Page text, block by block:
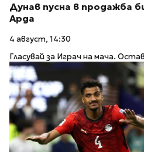
Дунав пусна в продажба
Арда
4 август, 14:30
Гласувай за Играч на мача.